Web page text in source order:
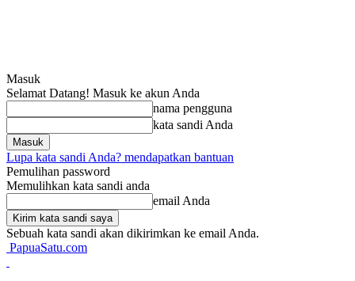
Masuk
Selamat Datang! Masuk ke akun Anda
nama pengguna
kata sandi Anda
Lupa kata sandi Anda? mendapatkan bantuan
Pemulihan password
Memulihkan kata sandi anda
email Anda
Sebuah kata sandi akan dikirimkan ke email Anda.
PapuaSatu.com